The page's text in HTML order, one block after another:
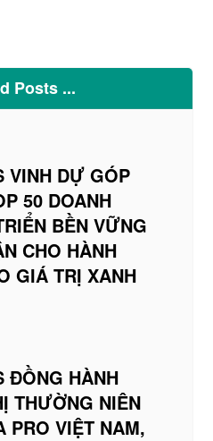
Posts ...
VINH DỰ GÓP
50 DOANH
BỀN VỮNG
CHO HÀNH
GIÁ TRỊ XANH
ĐỒNG HÀNH
THƯỜNG NIÊN
PRO VIỆT NAM,